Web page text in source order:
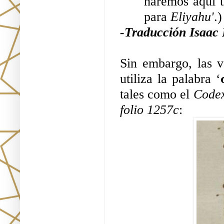
para Eliyahu'.)
-Traducción Isaac
Sin embargo, las
utiliza la palabra ‘
tales como el
folio 1257c: